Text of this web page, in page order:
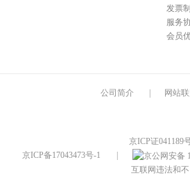
发票
服务
会员
公司简介 网站
京ICP证041189
京ICP备17043473号-1
互联网违法和